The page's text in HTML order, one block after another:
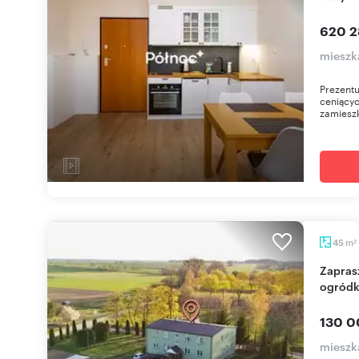
620
45 m2
Zapraszam do mieszkania 45 m² w Klejnikach z
130